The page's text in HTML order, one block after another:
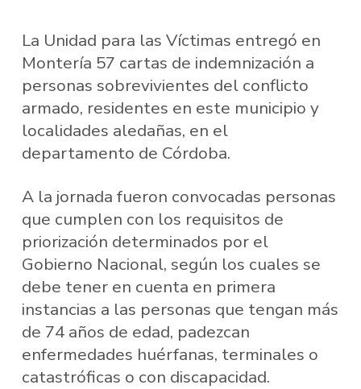
La Unidad para las Víctimas entregó en
Montería 57 cartas de indemnización a
personas sobrevivientes del conflicto
armado, residentes en este municipio y
localidades aledañas, en el
departamento de Córdoba.
A la jornada fueron convocadas personas
que cumplen con los requisitos de
priorización determinados por el
Gobierno Nacional, según los cuales se
debe tener en cuenta en primera
instancias a las personas que tengan más
de 74 años de edad, padezcan
enfermedades huérfanas, terminales o
catastróficas o con discapacidad.